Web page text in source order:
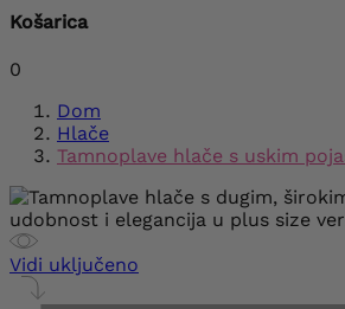
Košarica
0
Dom
Hlače
Tamnoplave hlače s uskim
Vidi uključeno